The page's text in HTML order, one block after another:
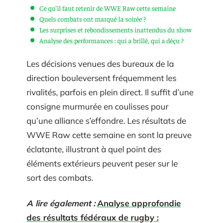
Ce qu’il faut retenir de WWE Raw cette semaine
Quels combats ont marqué la soirée ?
Les surprises et rebondissements inattendus du show
Analyse des performances : qui a brillé, qui a déçu ?
Les décisions venues des bureaux de la
direction bouleversent fréquemment les
rivalités, parfois en plein direct. Il suffit d’une
consigne murmurée en coulisses pour
qu’une alliance s’effondre. Les résultats de
WWE Raw cette semaine en sont la preuve
éclatante, illustrant à quel point des
éléments extérieurs peuvent peser sur le
sort des combats.
A lire également :Analyse approfondie
des résultats fédéraux de rugby :